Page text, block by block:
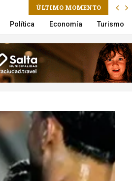
ÚLTIMO MOMENTO
Política Economía Turismo